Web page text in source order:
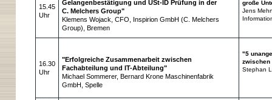
15.45
Uhr
Gelangenbestätigung und USt-ID Prüfung in der
C. Melchers Group"
Klemens Wojack, CFO, Inspirion GmbH (C. Melchers
Group), Bremen
große
Jens
16.30
Uhr
"Erfolgreiche Zusammenarbeit zwischen
Fachabteilung und IT-Abteilung"
Michael Sommerer, Bernard Krone Maschinenfabrik
GmbH, Spelle
"5
zwischen
Stephan